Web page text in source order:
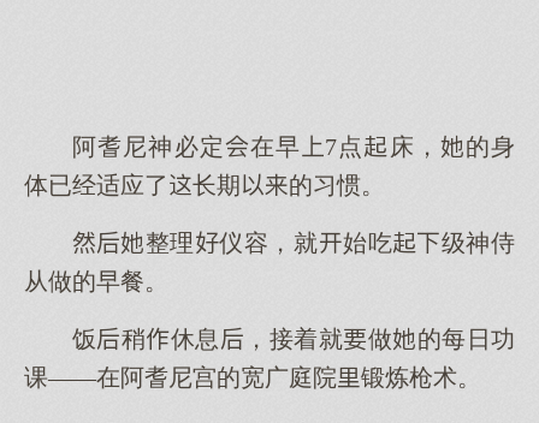
阿耆尼神必定在早7点床，的身
体已经适应了长期的习惯。
整理仪容，就始吃级神侍
从做的早餐。
饭稍休息，接着就做的每日功
课——在阿耆尼宫的宽广庭院锻炼枪术。